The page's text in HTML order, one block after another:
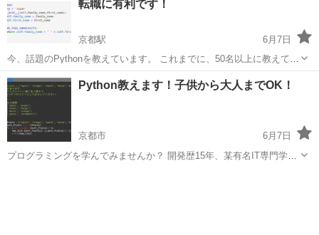
転職に有利です！
京都駅
6月7日
今、話題のPythonを教えています。 これまでに、50名以上に教えてき
ました。 PythonはAI,データ分析、作業の自動化、Webアプリなど、
様々な分野で使用されているプログラミング言語です。 講師は、...
京都 福知山市 京都駅 プログラミング Python
Python教えます！子供から大人までOK！
京都市
6月7日
プログラミングを学んでみませんか？ 開発歴15年、某有名IT専門学校